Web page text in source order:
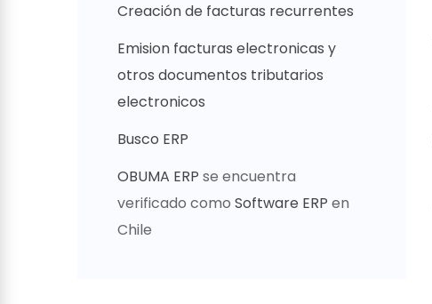
Creación de facturas recurrentes
Emision facturas electronicas y
otros documentos tributarios
electronicos
Busco ERP
OBUMA ERP se encuentra
verificado como Software ERP en
Chile